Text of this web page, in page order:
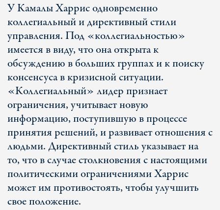
У Камалы Харрис одновременно
коллегиальный и директивный стили
управления. Под «коллегиальностью»
имеется в виду, что она открыта к
обсуждению в больших группах и к поиску
консенсуса в кризисной ситуации.
«Коллегиальный» лидер признает
ограничения, учитывает новую
информацию, поступившую в процессе
принятия решений, и развивает отношения с
людьми. Директивный стиль указывает на
то, что в случае столкновения с настоящими
политическими ограничениями Харрис
может им противостоять, чтобы улучшить
свое положение.